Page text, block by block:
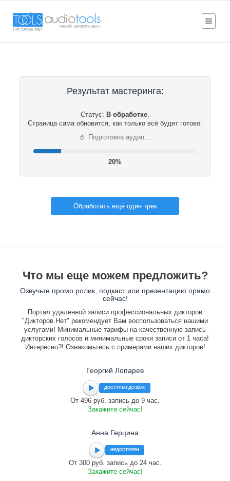
Результат мастеринга:
Статус: В обработке.
Страница сама обновится, как только всё будет готово.
⟳ Подготовка аудио…
20%
Обработать ещё один трек
Что мы еще можем предложить?
Озвучьте промо ролик, подкаст или презентацию прямо
сейчас!
Портал удаленной записи профессиональных дикторов
"Дикторов.Нет" рекомендует Вам воспользоваться нашими
услугами! Минимальные тарифы на качественную запись
дикторских голосов и минимальные сроки записи от 1 часа!
Интересно?! Ознакомьтесь с примерами наших дикторов!
Георгий Лопарев
ДОСТУПЕН ДО 22:00
От 496 руб. запись до 9 час.
Закажите сейчас!
Анна Герцина
НЕДОСТУПЕН
От 300 руб. запись до 24 час.
Закажите сейчас!